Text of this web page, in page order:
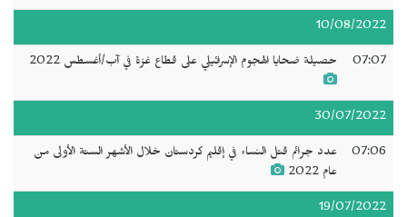
10/08/2022
07:07 حصيلة ضحايا الهجوم الإسرائيلي على قطاع غزة في آب/أغسطس 2022
30/07/2022
07:06
عدد جرائم قتل النساء في إقليم كردستان خلال الأشهر الستة الأولى من
عام 2022
19/07/2022